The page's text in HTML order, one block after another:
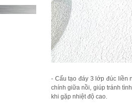
- Cấu tạo đáy 3 lớp đúc liền
chính giữa nồi, giúp tránh
khi gặp nhiệt độ cao.